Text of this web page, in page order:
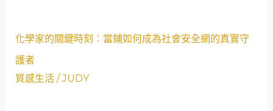
化學家的關鍵時刻：當鋪如何成為社會安全網的真實守
護者
質感生活/JUDY
化
的